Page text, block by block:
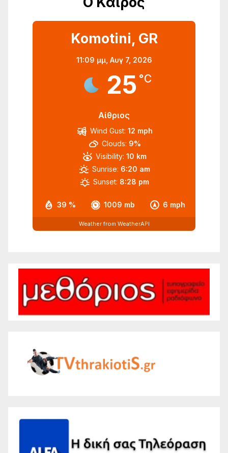
Komotini, GR
11:09 μμ, Αυγ 7, 2026
25 °C
Αίθριος
39 % 1009 mb 6 mph
Wind Gust: 12 mph
Clouds: 9%
Visibility: 10 km
Sunrise: 6:20 am
Sunset: 8:28 pm
Weather from WeatherAPI